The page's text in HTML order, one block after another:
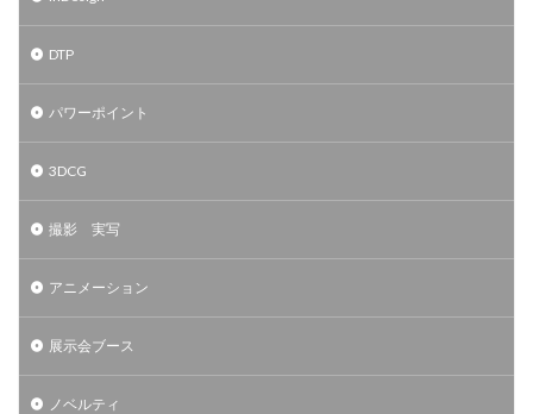
DTP
パワーポイント
3DCG
撮影 実写
アニメーション
展示会ブース
ノベルティ